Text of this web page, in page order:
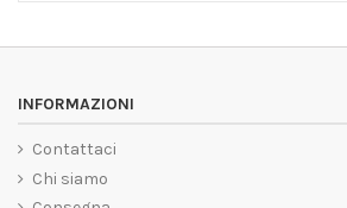
INFORMAZIONI
Contattaci
Chi siamo